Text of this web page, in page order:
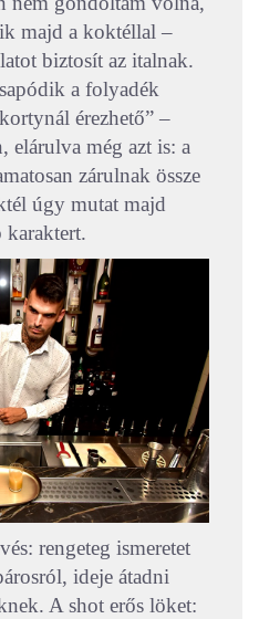
majd a koktéllal –
biztosít az italnak.
a folyadék
érezhető” –
elárulva még azt is: a
zárulnak össze
úgy mutat majd
rengeteg ismeretet
ideje átadni
A shot erős löket: